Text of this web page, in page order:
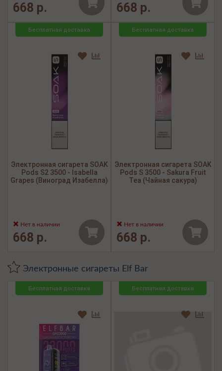
668 р. 668 р.
Бесплатная доставка
Электронная сигарета SOAK
Pods S2 3500 - Isabella
Grapes (Виноград Изабелла)
Нет в наличии
668 р.
Бесплатная доставка
Электронная сигарета SOAK
Pods S 3500 - Sakura Fruit
Tea (Чайная сакура)
Нет в наличии
668 р.
Электронные сигареты Elf Bar
Бесплатная доставка Бесплатная доставка